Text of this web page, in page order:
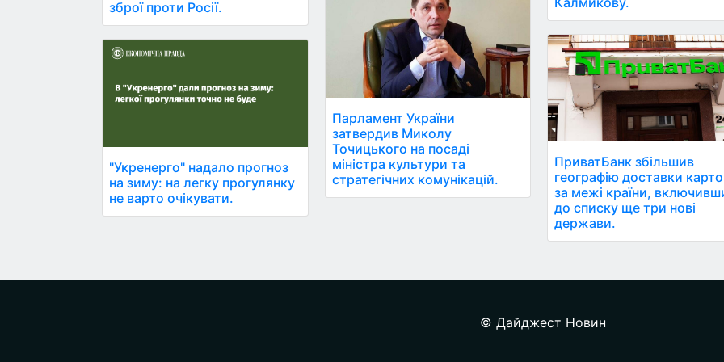
зброї проти Росії.
"Укренерго" надало прогноз
на зиму: на легку прогулянку
не варто очікувати.
Парламент України
затвердив Миколу
Точицького на посаді
міністра культури та
стратегічних комунікацій.
ПриватБанк збільшив
географію доставки
за межі країни,
до списку ще три нові
держави.
© Дайджест Новин